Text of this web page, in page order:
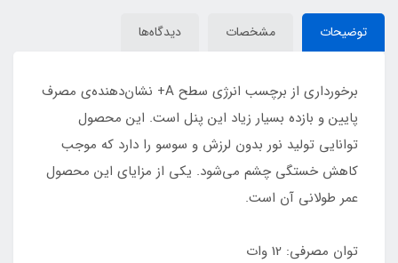
توضیحات مشخصات دیدگاه‌ها
برخورداری از برچسب انرژی سطح A+ نشان‌دهنده‌ی مصرف
پایین و بازده بسیار زیاد این پنل است. این محصول
توانایی تولید نور بدون لرزش و سوسو را دارد که موجب
کاهش خستگی چشم می‌شود. یکی از مزایای این محصول
عمر طولانی آن است.
توان مصرفی: 12 وات